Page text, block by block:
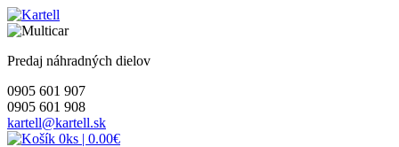
Skip
to
Predaj náhradných dielov
0905 601 907
0905 601 908
kartell@kartell.sk
0ks | 0.00€